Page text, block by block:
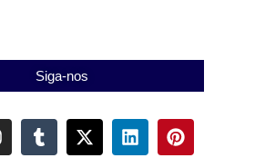
Siga-nos